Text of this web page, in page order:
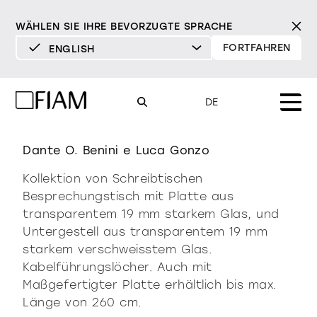
WÄHLEN SIE IHRE BEVORZUGTE SPRACHE
ENGLISH
ENGLISH
FRANÇAIS
ITALIANO
FORTFAHREN
DE
Pure
INCISIVE SOFT
Modern
INCISIVE SOFT
Sophisticated
INCISIVE
spiegel
tv-spiegel
vitrinen und
sideboards
bibliotheken und
systeme
Mood
Produkte
alle Produkte
Materialverzeichnis
Milano Design Week 2026
Spiegel
TV-Spiegel
Design
händler
LLT ofx executive
Dante O. Benini e Luca Gonzo
Kollektion von Schreibtischen
Besprechungstisch mit Platte aus
transparentem 19 mm starkem Glas, und
Untergestell aus transparentem 19 mm
starkem verschweisstem Glas.
Kabelführungslöcher. Auch mit
Maßgefertigter Platte erhältlich bis max.
Länge von 260 cm.